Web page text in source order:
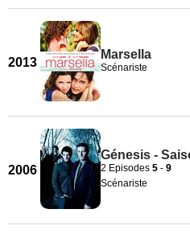
2013
Marsella
Scénariste
2006
Génesis -
2 Episodes 5 - 9
Scénariste